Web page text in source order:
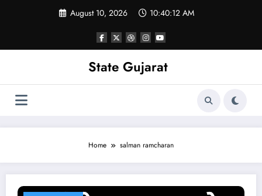
August 10, 2026 10:40:12 AM
State Gujarat
Home salman ramcharan